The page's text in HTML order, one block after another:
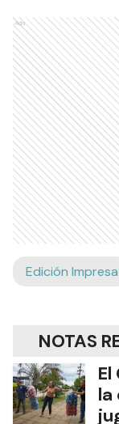
Ads
Edición Impresa
NOTAS
la